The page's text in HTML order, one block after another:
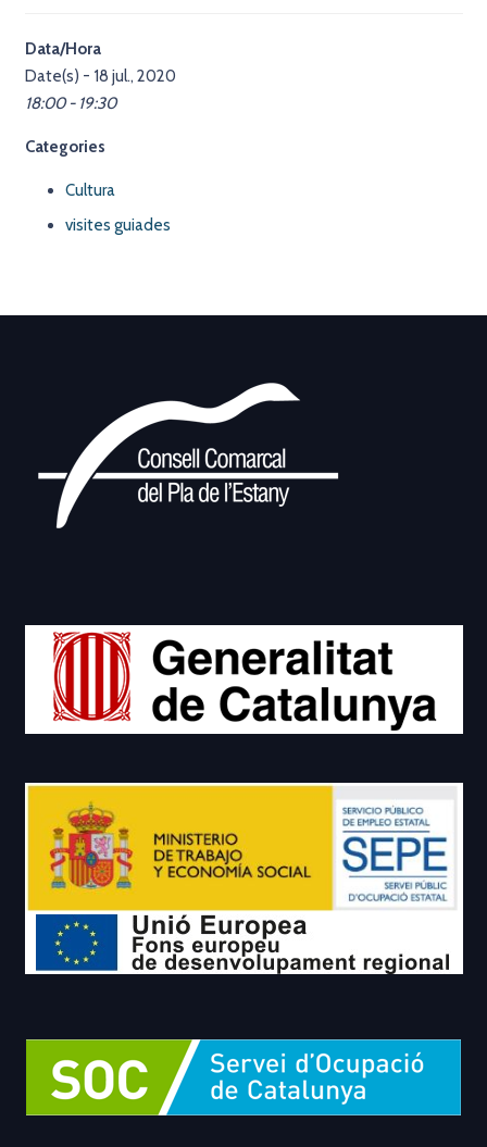
Data/Hora
Date(s) - 18 jul., 2020
18:00 - 19:30
Categories
Cultura
visites guiades